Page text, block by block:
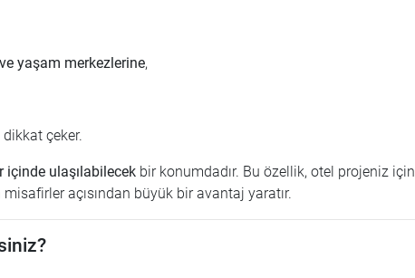
yaşam merkezlerine,
dikkat çeker.
içinde ulaşılabilecek bir konumdadır. Bu özellik, otel projeniz için
açısından büyük bir avantaj yaratır.